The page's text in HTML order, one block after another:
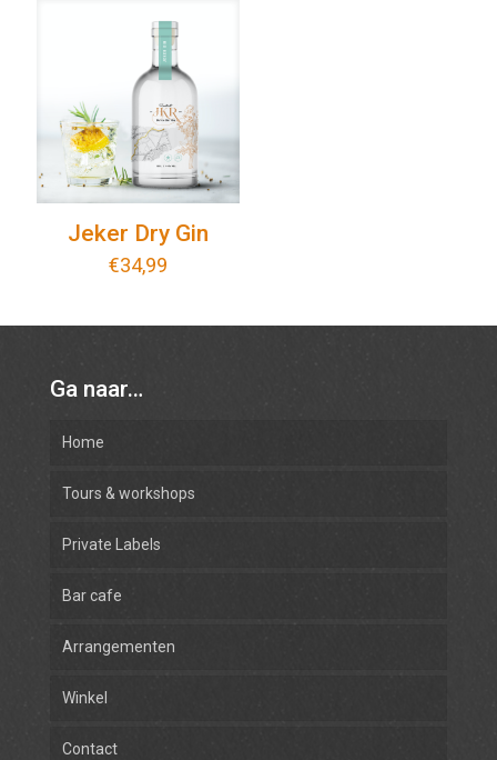
Jeker Dry Gin
€34,99
Ga naar…
Home
Tours & workshops
Private Labels
Bar cafe
Arrangementen
Winkel
Rum
Contact